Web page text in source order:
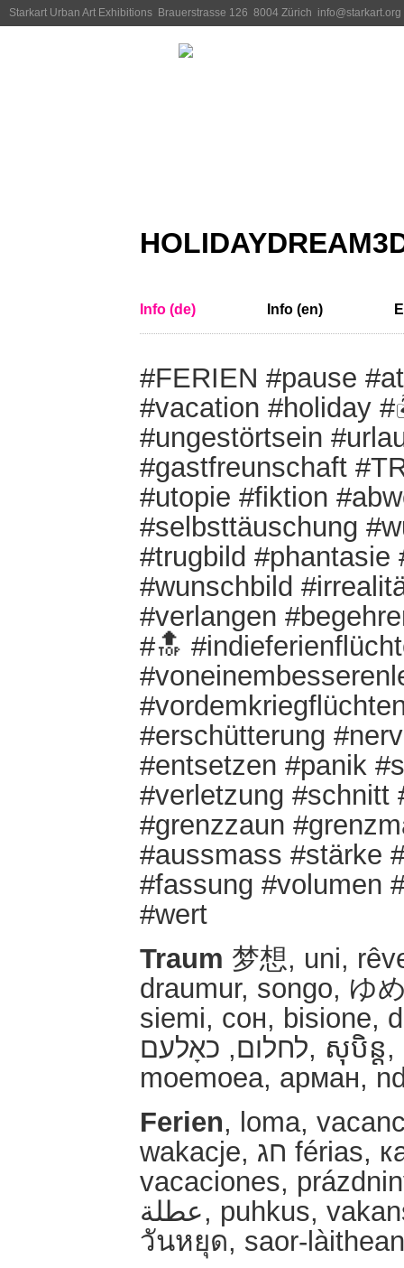
Starkart Urban Art Exhibitions Brauerstrasse 126 8004 Zürich
Info (de) Info (en)
#FERIEN #pause
#vacation #holiday
#ungestörtsein
#gastfreunschaft
#utopie #fiktion
#selbsttäuschung
#trugbild #phantasie
#wunschbild
#verlangen
#🔝
#erschütterung
#entsetzen #panik
#verletzung #schnitt
#grenzzaun
#aussmass #stärke
#fassung #volumen
#wert
Traum 梦想, uni,
draumur, songo, ゆ
siemi, сон, bisione,
לחלום, כאָלעם, សុបិន្ត, riyoon, sapņot, dromen, drøm, түш,
moemoea, арман,
Ferien, loma,
wakacje, חג férias, каникулы , semester, ledighet, ferie,
vacaciones,
عطلة, puhkus, vakansie, liburan, رخصتۍ, ид, atostogų,
วันหยุด, saor-